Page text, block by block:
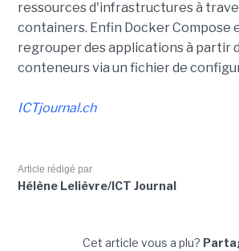
ressources d'infrastructures à
containers. Enfin Docker Compose
regrouper des applications à partir
conteneurs via un fichier de
ICTjournal.ch
Article rédigé par
Hélène Lelièvre/ICT Journal
Cet article vous a plu?